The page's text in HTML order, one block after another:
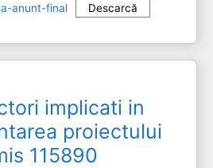
anunt-final Descarcă
implicati in
proiectului
115890